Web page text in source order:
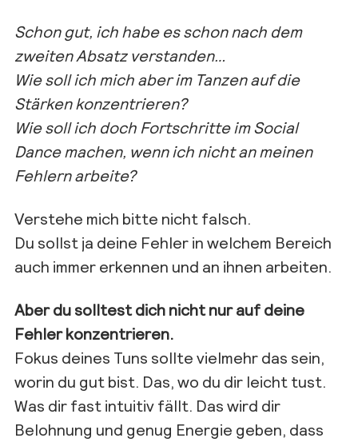
Schon gut, ich habe es schon nach dem
zweiten Absatz verstanden…
Wie soll ich mich aber im Tanzen auf die
Stärken konzentrieren?
Wie soll ich doch Fortschritte im Social
Dance machen, wenn ich nicht an meinen
Fehlern arbeite?
Verstehe mich bitte nicht falsch.
Du sollst ja deine Fehler in welchem Bereich
auch immer erkennen und an ihnen arbeiten.
Aber du solltest dich nicht nur auf deine
Fehler konzentrieren.
Fokus deines Tuns sollte vielmehr das sein,
worin du gut bist. Das, wo du dir leicht tust.
Was dir fast intuitiv fällt. Das wird dir
Belohnung und genug Energie geben, dass